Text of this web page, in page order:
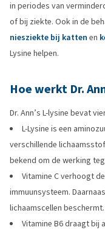
in periodes van
of bij ziekte. Ook in de
niesziekte bij katten en
Lysine helpen.
Hoe werkt Dr.
Dr. Ann’s L-lysine bevat
L-Lysine is een
verschillende
bekend om de werking
Vitamine C verhoogt
immuunsysteem.
lichaamscellen beschermt.
Vitamine B6 draagt bij